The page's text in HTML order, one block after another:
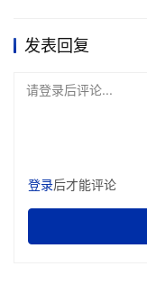
发表回复
请登录后评论...
登录后才能评论